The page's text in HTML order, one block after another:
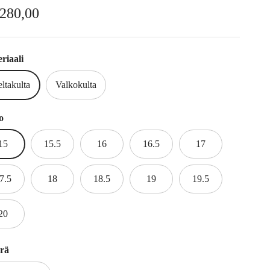
Valkokulta
15.5 16 16.5 17
18 18.5 19 19.5